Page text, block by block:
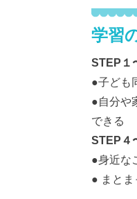
学習
STEP１
●子ども
●自分や
できる
STEP４
●身近な
● まと